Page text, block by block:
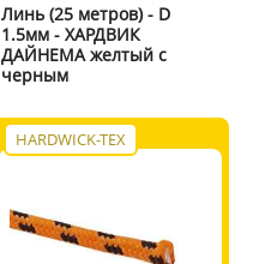
Линь (25 метров) - D
1.5мм - ХАРДВИК
ДАЙНЕМА желтый с
черным
HARDWICK-TEX